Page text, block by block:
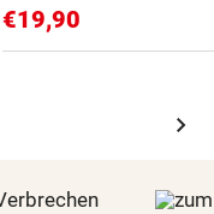
€19,90
chevron_right